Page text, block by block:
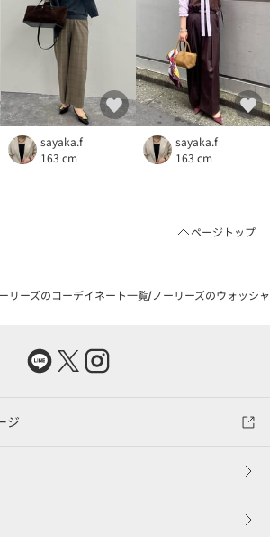
sayaka.f
163 cm
sayaka.f
163 cm
ページトップ
リーズのコーデイネート一覧 ノーリーズのウォッシ
ジ